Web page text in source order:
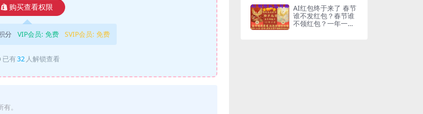
购买查看权限
分 VIP会员: 免费 SVIP会员: 免费
已有32 人解锁查看
。
益
AI红包终于来了 春节
谁不发红包？春节谁
不领红包？一年一度